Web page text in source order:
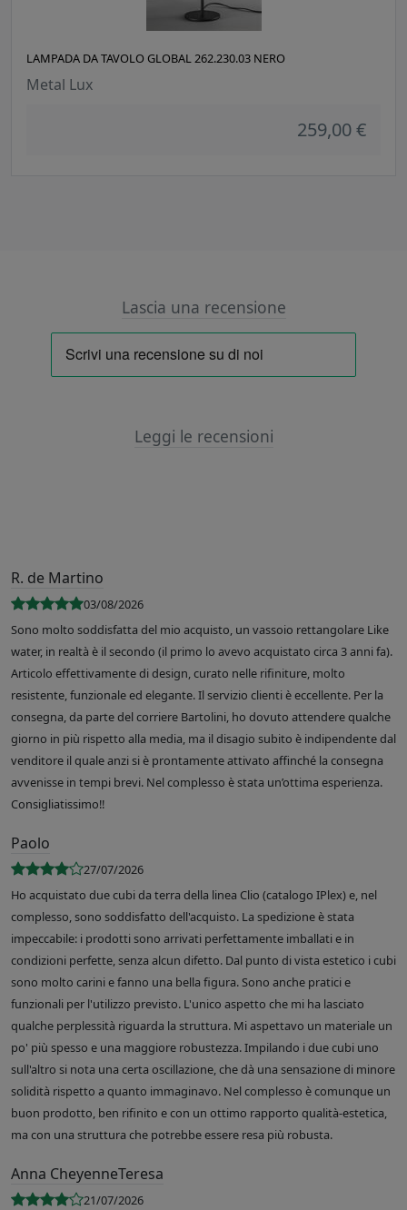
LAMPADA DA TAVOLO GLOBAL 262.230.03 NERO
Metal Lux
259,00 €
Lascia una recensione
Leggi le recensioni
R. de Martino
03/08/2026
Sono molto soddisfatta del mio acquisto, un vassoio rettangolare Like
water, in realtà è il secondo (il primo lo avevo acquistato circa 3 anni fa).
Articolo effettivamente di design, curato nelle rifiniture, molto
resistente, funzionale ed elegante. Il servizio clienti è eccellente. Per la
consegna, da parte del corriere Bartolini, ho dovuto attendere qualche
giorno in più rispetto alla media, ma il disagio subito è indipendente dal
venditore il quale anzi si è prontamente attivato affinché la consegna
avvenisse in tempi brevi. Nel complesso è stata un’ottima esperienza.
Consigliatissimo!!
Paolo
27/07/2026
Ho acquistato due cubi da terra della linea Clio (catalogo IPlex) e, nel
complesso, sono soddisfatto dell'acquisto. La spedizione è stata
impeccabile: i prodotti sono arrivati perfettamente imballati e in
condizioni perfette, senza alcun difetto. Dal punto di vista estetico i cubi
sono molto carini e fanno una bella figura. Sono anche pratici e
funzionali per l'utilizzo previsto. L'unico aspetto che mi ha lasciato
qualche perplessità riguarda la struttura. Mi aspettavo un materiale un
po' più spesso e una maggiore robustezza. Impilando i due cubi uno
sull'altro si nota una certa oscillazione, che dà una sensazione di minore
solidità rispetto a quanto immaginavo. Nel complesso è comunque un
buon prodotto, ben rifinito e con un ottimo rapporto qualità-estetica,
ma con una struttura che potrebbe essere resa più robusta.
Anna CheyenneTeresa
21/07/2026